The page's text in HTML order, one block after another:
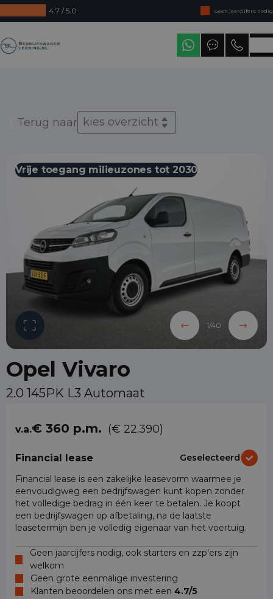
4.7 / 5.0
Geen jaarcijfers nodig
Direct uit voorraad leverbaar
Levering in heel Nederland
Terug naar kies overzicht
Vrije toegang milieuzones tot 2030
1/40
Opel Vivaro
2.0 145PK L3 Automaat
v.a.€ 360 p.m. (€ 22.390)
Financial lease
Geselecteerd
Financial lease is een zakelijke leasevorm waarmee je
eenvoudigweg een bedrijfswagen kunt kopen zonder
het volledige bedrag in één keer te betalen. Je koopt
een bedrijfswagen op afbetaling, na de laatste
leasetermijn ben je volledig eigenaar van het voertuig.
Geen jaarcijfers nodig, ook starters en zzp'ers zijn
welkom
Geen grote eenmalige investering
Klanten beoordelen ons met een 4.7/5